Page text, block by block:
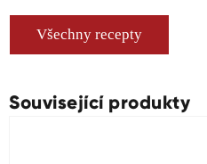
Související produkty
Všechny recepty